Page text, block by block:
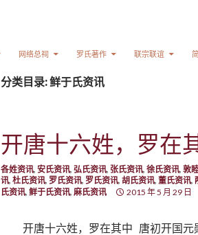
网络总祠 罗氏著作 联宗联谊
分类目录: 鲜于氏资讯
开唐十六姓，罗在
各姓资讯, 安氏资讯, 弘氏资讯, 张氏资讯, 徐氏资讯, 敦
讯, 杜氏资讯, 罗氏资讯, 罗氏资讯, 胡氏资讯, 董氏资讯,
氏资讯, 鲜于氏资讯, 麻氏资讯 2015 年 5 月 29 日
开唐十六姓，罗在其中 唐初开国元